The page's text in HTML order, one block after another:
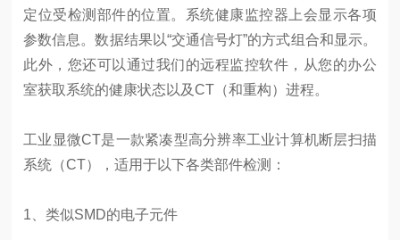
定位受检测部件的位置。系统健康监控器上会显示各项
参数信息。数据结果以“交通信号灯”的方式组合和显示。
此外，您还可以通过我们的远程监控软件，从您的办公
室获取系统的健康状态以及CT（和重构）进程。
工业显微CT是一款紧凑型高分辨率工业计算机断层扫描
系统（CT），适用于以下各类部件检测：
1、类似SMD的电子元件